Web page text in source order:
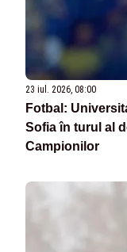
23 iul. 2026, 08:00
Fotbal:
Sofia în turul al
Campionilor